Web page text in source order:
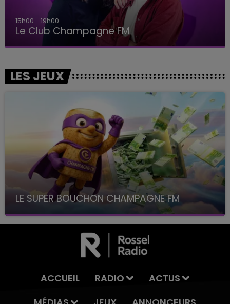
15h00 - 19h00
Le Club Champagne FM
LES JEUX
LE SUPER BOUCHON CHAMPAGNE FM
avec La Famille Champagne FM, à 8H10
ACCUEIL RADIO
ACTUS